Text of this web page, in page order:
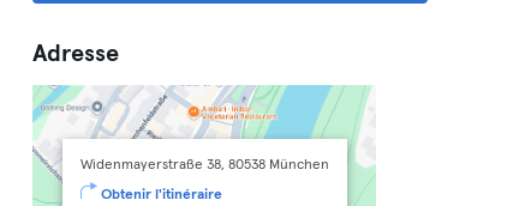
Adresse
Widenmayerstraße 38, 80538 München
Obtenir l'itinéraire